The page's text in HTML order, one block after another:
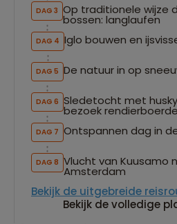
DAG 3 Op traditionele wijze
bossen: langlaufen
DAG 4 Iglo bouwen en
DAG 5 De natuur in op
DAG 6 Sledetocht met
bezoek
DAG 7 Ontspannen dag in
DAG 8 Vlucht van Kuusamo
Amsterdam
Bekijk de uitgebreide
Bekijk de volledige